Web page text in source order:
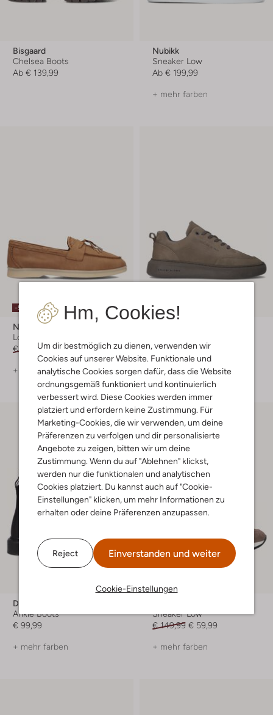
Hm, Cookies!
Um dir bestmöglich zu dienen, verwenden wir
Cookies auf unserer Website. Funktionale und
analytische Cookies sorgen dafür, dass die Website
ordnungsgemäß funktioniert und kontinuierlich
verbessert wird. Diese Cookies werden immer
platziert und erfordern keine Zustimmung. Für
Marketing-Cookies, die wir verwenden, um deine
Präferenzen zu verfolgen und dir personalisierte
Angebote zu zeigen, bitten wir um deine
Zustimmung. Wenn du auf "Ablehnen" klickst,
werden nur die funktionalen und analytischen
Cookies platziert. Du kannst auch auf "Cookie-
Einstellungen" klicken, um mehr Informationen zu
erhalten oder deine Präferenzen anzupassen.
Reject Einverstanden und weiter
Cookie-Einstellungen
Bisgaard
Chelsea Boots
Ab € 139,99
Nubikk
Sneaker Low
Ab € 199,99
+ mehr farben
-50%
Notre-V
Loafer
€ 129,99 € 64,99
+ mehr farben
€ 159,99
+ mehr farben
Dr Martens
Ankle Boots
€ 99,99
+ mehr farben
Sneaker Low
€ 149,99 € 59,99
+ mehr farben